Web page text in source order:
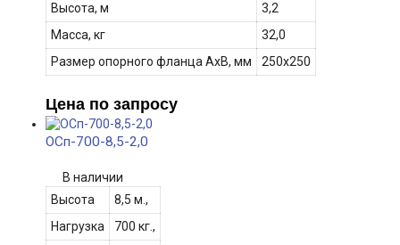
Высота, м
3,2
Масса, кг
32,0
Размер опорного фланца АхВ, мм 250х250
Цена по запросу
ОСп-700-8,5-2,0
В наличии
Высота
8,5 м.,
Нагрузка
700 кг.,